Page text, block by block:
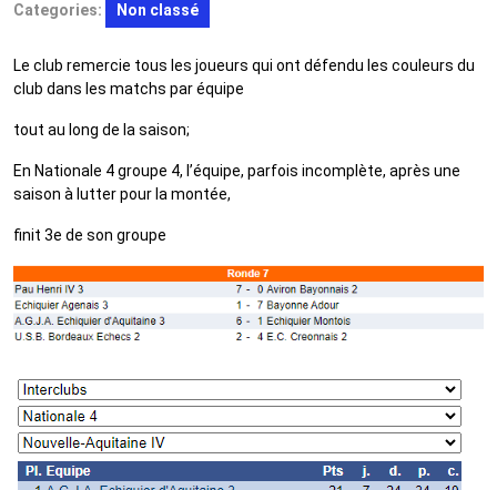
Categories: Non classé
Le club remercie tous les joueurs qui ont défendu les couleurs du
club dans les matchs par équipe
tout au long de la saison;
En Nationale 4 groupe 4, l’équipe, parfois incomplète, après une
saison à lutter pour la montée,
finit 3e de son groupe